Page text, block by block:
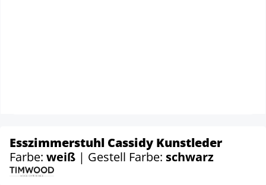
Esszimmerstuhl Cassidy Kunstleder
Farbe: weiß | Gestell Farbe: schwarz